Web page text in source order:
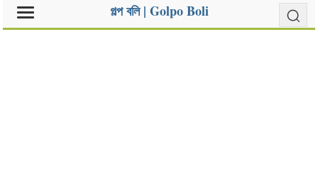
গল্প বলি | Golpo Boli